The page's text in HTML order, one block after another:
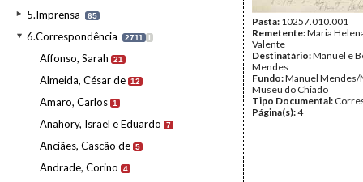
5.Imprensa 65
6.Correspondência 2711 I
Affonso, Sarah 21
Almeida, César de 12
Amaro, Carlos 1
Anahory, Israel e Eduardo 7
Anciães, Cascão de 5
Andrade, Corino 4
Pasta: 10257.010.001
Remetente:Maria
Valente
Destinatário:Manuel e
Mendes
Fundo:Manuel Mendes/
Museu do Chiado
Tipo Documental:
Página(s):4